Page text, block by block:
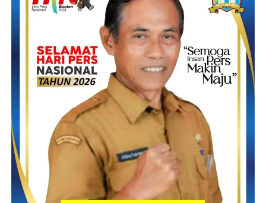
H. Syafrudin, S.Sos,M.Si Rekam jejak dalam membangun jati
diri dari guru hingga Wali Kota Serang, H. Syafrudin, S.Sos,
M.Si dilahirkan di Kampung Beji Bojonegara tanggal, 09
Januari 1963 beliau merupakan putera kelima dari pasangan H.